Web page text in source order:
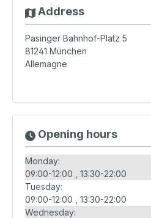
Address
Pasinger Bahnhof-Platz 5
81241 München
Allemagne
Opening hours
Monday:
09:00-12:00
13:30-22:00
Tuesday:
09:00-12:00
13:30-22:00
Wednesday: